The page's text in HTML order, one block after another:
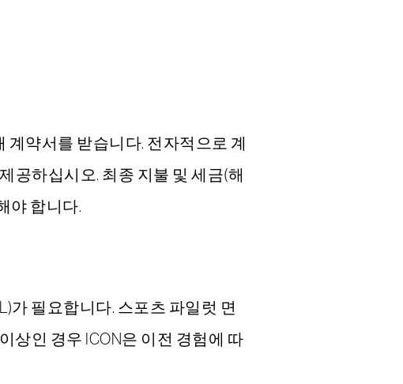
계약서를 받습니다. 전자적으로 계
공하십시오. 최종 지불 및 세금(해
야 합니다.
가 필요합니다. 스포츠 파일럿 면
상인 경우 ICON은 이전 경험에 따